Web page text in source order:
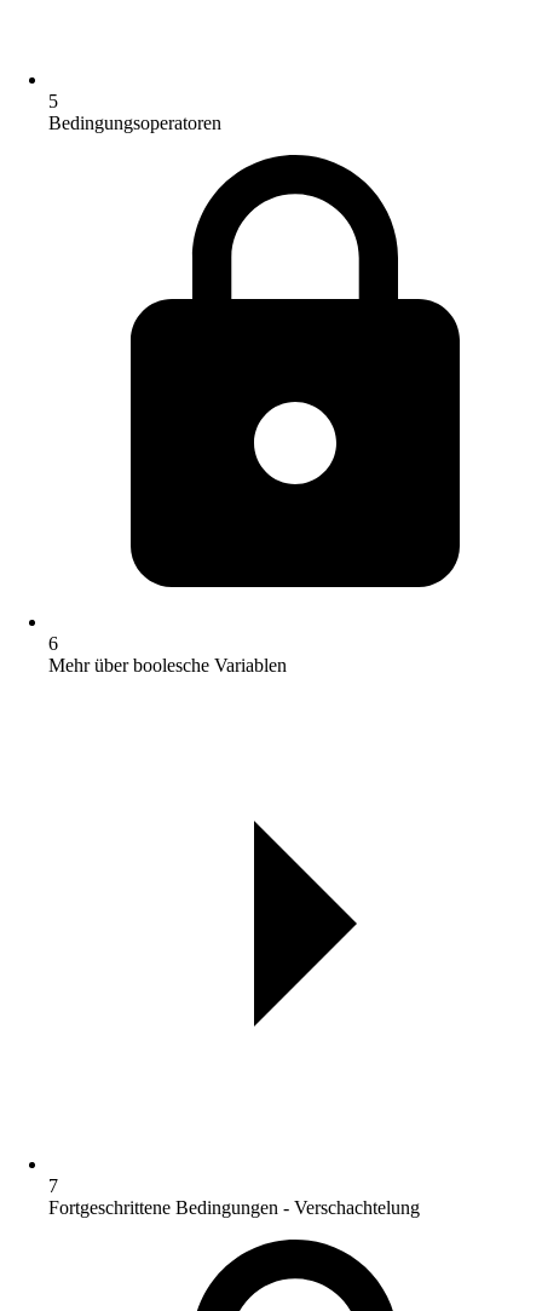
5
Bedingungsoperatoren
6
Mehr über boolesche Variablen
7
Fortgeschrittene Bedingungen - Verschachtelung